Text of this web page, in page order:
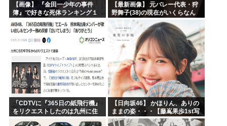
【画像】 『金田一少年の事件
簿』で好きな死体ランキング１
位がこちら！
【最新画像】 元バレー代表・狩
野舞子(38)の現在がいくらなん
でも即ハボすぎる！
「CDTVに『365日の紙飛行機』
をリクエストしたのは九州に住
む中学生」←この事実って結構
【日向坂46】 かほりん、ありの
ままの姿・・・【藤嶌果歩1st写
真集】